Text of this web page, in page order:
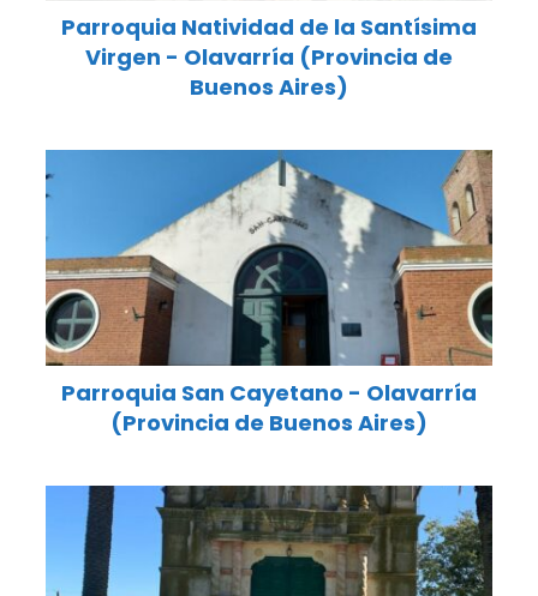
Parroquia Natividad de la Santísima
Virgen - Olavarría (Provincia de
Buenos Aires)
Parroquia San Cayetano - Olavarría
(Provincia de Buenos Aires)